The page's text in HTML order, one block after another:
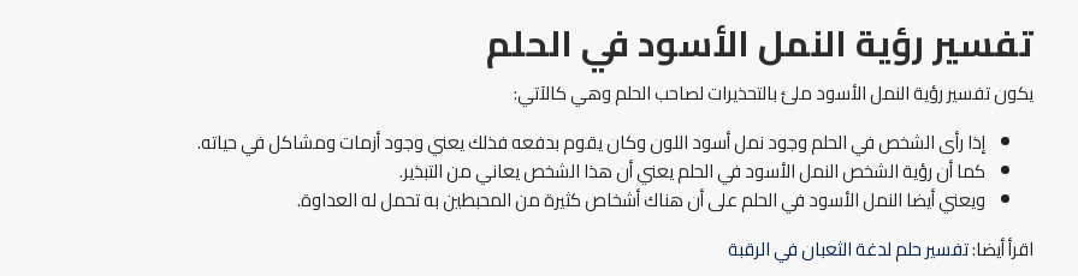
تفسير رؤية النمل الأسود في الحلم
يكون تفسير رؤية النمل الأسود ملئ بالتحذيرات لصاحب الحلم وهي كالآتي:
إذا رأى الشخص في الحلم وجود نمل أسود اللون وكان يقوم بدفعه فذلك يعني وجود أزمات ومشاكل في حياته.
كما أن رؤية الشخص النمل الأسود في الحلم يعني أن هذا الشخص يعاني من التبذير.
ويعني أيضا النمل الأسود في الحلم على أن هناك أشخاص كثيرة من المحبطين به تحمل له العداوة.
اقرأ أيضا:تفسير حلم لدغة الثعبان في الرقبة